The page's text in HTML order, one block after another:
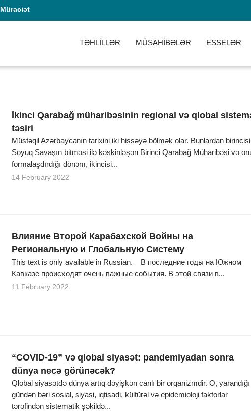
Müraciət
TƏHLİLLƏR MÜSAHİBƏLƏR ESSELƏR
İkinci Qarabağ müharibəsinin regional və qlobal
təsiri
Müstəqil Azərbaycanın tarixini iki hissəyə bölmək olar. Bunlardan birincisi
Soyuq Savaşın bitməsi ilə kəskinləşən Birinci Qarabağ Müharibəsi və
formalaşdırdığı dönəm, ikincisi...
14 February 2022
Влияние Второй Карабахской Войны на
Региональную и Глобальную Систему
This text is only available in Russian. В последние годы на Южном
Кавказе происходят очень важные события. В этой связи в...
11 February 2022
“COVID-19” və qlobal siyasət: pandemiyadan sonra
dünya necə görünəcək?
Qlobal siyasətdə dünya artıq dəyişkən canlı bir orqanizmdir. O, yarandığı
gündən bəri sosial, siyasi, iqtisadi, kültürəl və epidemioloji faktorlar
tərəfindən sistematik şəkildə...